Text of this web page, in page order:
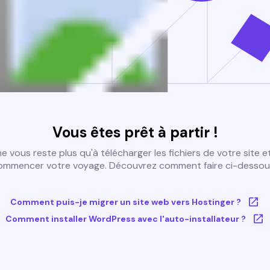
Vous êtes prêt à partir !
vous reste plus qu'à télécharger les fichiers de votre site
votre voyage. Découvrez comment faire ci-
Comment puis-je migrer un site web vers Hostinger ?
Comment installer WordPress avec l'auto-installateur ?